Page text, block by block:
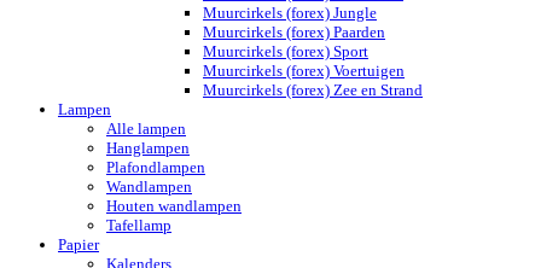
Muurcirkels (forex) Jungle
Muurcirkels (forex) Paarden
Muurcirkels (forex) Sport
Muurcirkels (forex) Voertuigen
Muurcirkels (forex) Zee en Strand
Lampen
Alle lampen
Hanglampen
Plafondlampen
Wandlampen
Houten wandlampen
Tafellamp
Papier
Kalenders